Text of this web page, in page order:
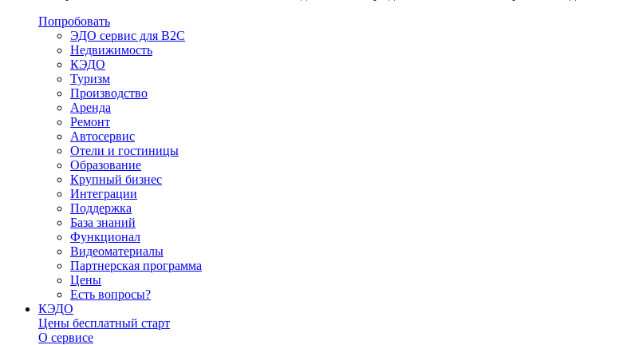
Попробовать
ЭДО сервис для B2C
Недвижимость
КЭДО
Туризм
Производство
Аренда
Ремонт
Автосервис
Отели и гостиницы
Образование
Крупный бизнес
Интеграции
Поддержка
База знаний
Функционал
Видеоматериалы
Партнерская программа
Цены
Есть вопросы?
КЭДО
Цены бесплатный старт
О сервисе